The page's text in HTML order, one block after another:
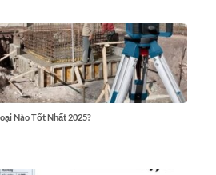
Nào Tốt Nhất 2025?